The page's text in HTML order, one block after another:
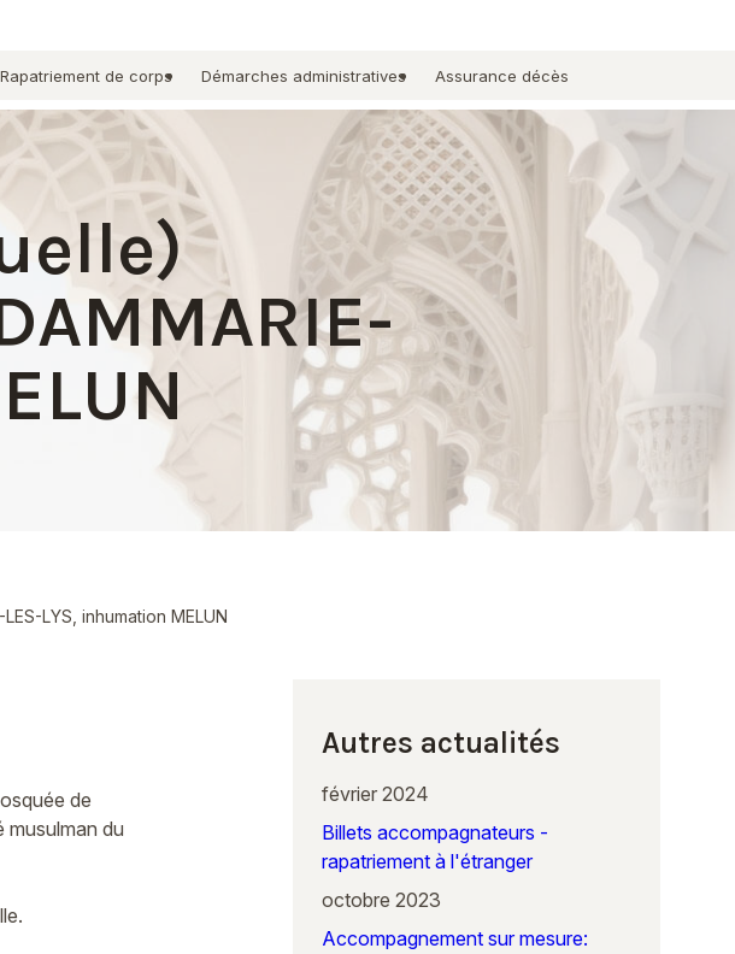
Rapatriement de corps Démarches administratives Assurance décès
LYS, inhumation MELUN
de
musulman du
Autres actualités
février 2024
Billets accompagnateurs -
rapatriement à l'étranger
octobre 2023
Accompagnement sur mesure: